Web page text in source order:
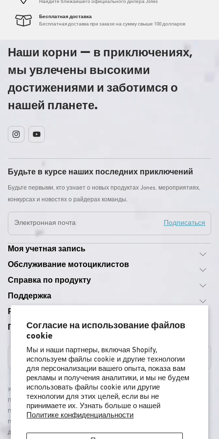
Согласие на использование файлов
cookie
Мы и наши партнеры, включая Shopify,
используем файлы cookie и другие технологии
для персонализации вашего опыта, показа вам
рекламы и получения аналитики, и мы не будем
использовать файлы cookie или другие
технологии для этих целей, если вы не
принимаете их. Узнать больше о нашей
Политике конфиденциальности
Найдите ближайшего официального дилера Jones
Бесплатная доставка
Бесплатная доставка при заказе на сумму свыше 100 долларов
Наши корни — в приключениях,
мы увлечены высокими
достижениями и заботимся о
нашей планете.
InstagramYouTube
Будьте в курсе наших последних приключений
Будьте первыми, кто узнает о новых продуктах Jones, мероприятиях,
конкурсах и новостях о райдерах команды.
Электронная почта
Подписаться
Моя учетная запись
Обслуживание мотоциклистов
Справка по продукту
Поддержка
Руководства по снаряжению
Программы
Соединенные Штаты
Условия Использования
Политика Доставки
Политика Возврата И Возмещения
Политика Конфиденциальности
Доступность